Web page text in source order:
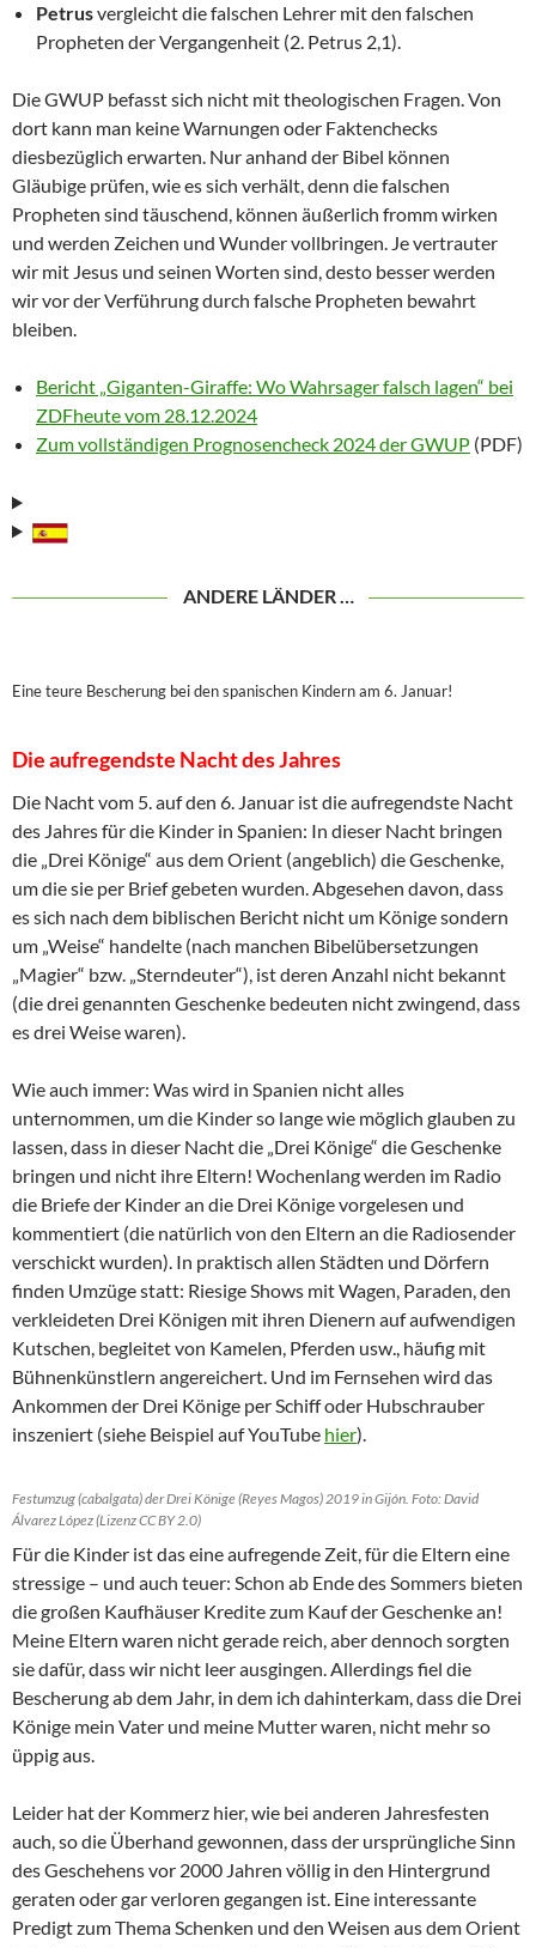
Petrusvergleicht die falschen Lehrer mit den falschen
Propheten der Vergangenheit (2. Petrus 2,1).
Die GWUP befasst sich nicht mit theologischen Fragen. Von
dort kann man keine Warnungen oder Faktenchecks
diesbezüglich erwarten. Nur anhand der Bibel können
Gläubige prüfen, wie es sich verhält, denn die falschen
Propheten sind täuschend, können äußerlich fromm wirken
und werden Zeichen und Wunder vollbringen. Je vertrauter
wir mit Jesus und seinen Worten sind, desto besser werden
wir vor der Verführung durch falsche Propheten bewahrt
bleiben.
Bericht „Giganten-Giraffe: Wo Wahrsager falsch lagen“ bei
ZDFheute vom 28.12.2024
Zum vollständigen Prognosencheck 2024 der GWUP (PDF)
ANDERE LÄNDER …
Eine teure Bescherung bei den spanischen Kindern am 6. Januar!
Die aufregendste Nacht des Jahres
Die Nacht vom 5. auf den 6. Januar ist die aufregendste Nacht
des Jahres für die Kinder in Spanien: In dieser Nacht bringen
die „Drei Könige“ aus dem Orient (angeblich) die Geschenke,
um die sie per Brief gebeten wurden. Abgesehen davon, dass
es sich nach dem biblischen Bericht nicht um Könige sondern
um „Weise“ handelte (nach manchen Bibelübersetzungen
„Magier“ bzw. „Sterndeuter“), ist deren Anzahl nicht bekannt
(die drei genannten Geschenke bedeuten nicht zwingend, dass
es drei Weise waren).
Wie auch immer: Was wird in Spanien nicht alles
unternommen, um die Kinder so lange wie möglich glauben zu
lassen, dass in dieser Nacht die „Drei Könige“ die Geschenke
bringen und nicht ihre Eltern! Wochenlang werden im Radio
die Briefe der Kinder an die Drei Könige vorgelesen und
kommentiert (die natürlich von den Eltern an die Radiosender
verschickt wurden). In praktisch allen Städten und Dörfern
finden Umzüge statt: Riesige Shows mit Wagen, Paraden, den
verkleideten Drei Königen mit ihren Dienern auf aufwendigen
Kutschen, begleitet von Kamelen, Pferden usw., häufig mit
Bühnenkünstlern angereichert. Und im Fernsehen wird das
Ankommen der Drei Könige per Schiff oder Hubschrauber
inszeniert (siehe Beispiel auf YouTube hier).
Festumzug (cabalgata) der Drei Könige (Reyes Magos) 2019 in Gijón. Foto: David
Álvarez López (Lizenz CC BY 2.0)
Für die Kinder ist das eine aufregende Zeit, für die Eltern eine
stressige – und auch teuer: Schon ab Ende des Sommers bieten
die großen Kaufhäuser Kredite zum Kauf der Geschenke an!
Meine Eltern waren nicht gerade reich, aber dennoch sorgten
sie dafür, dass wir nicht leer ausgingen. Allerdings fiel die
Bescherung ab dem Jahr, in dem ich dahinterkam, dass die Drei
Könige mein Vater und meine Mutter waren, nicht mehr so
üppig aus.
Leider hat der Kommerz hier, wie bei anderen Jahresfesten
auch, so die Überhand gewonnen, dass der ursprüngliche Sinn
des Geschehens vor 2000 Jahren völlig in den Hintergrund
geraten oder gar verloren gegangen ist. Eine interessante
Predigt zum Thema Schenken und den Weisen aus dem Orient